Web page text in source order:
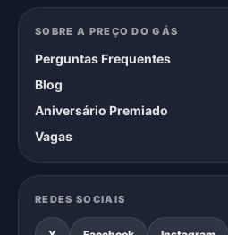
SOBRE A PREÇO DO GÁS
Perguntas Frequentes
Blog
Aniversário Premiado
Vagas
REDES SOCIAIS